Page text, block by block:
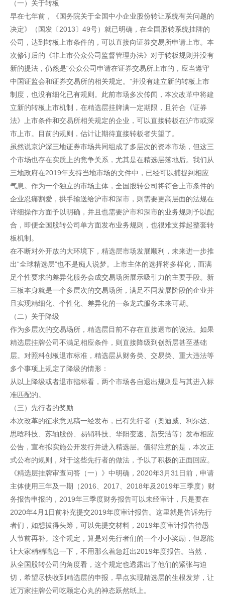
（一）关于转板
早在七年前，《国务院关于全国中小企业股份转让系统有关问题的
决定》（国发〔2013〕49号）就已明确，在全国股转系统挂牌的
公司，达到转板上市条件的，可以直接向证券交易所申请上市。本
次修订后的《非上市公众公司监督管理办法》对于转板规则并没有
新的提法，仍然是“公众公司申请在证券交易所上市的，应当遵守
中国证监会和证券交易所的相关规定。”并没有建立新的转板上市
制度，也没有细化已有规则。此前市场多次传闻，本次改革中将建
立新的转板上市机制，在精选层挂牌满一定期限，且符合《证券
法》上市条件和交易所相关规定的企业，可以直接转板在沪市或深
市上市。目前的规则，估计让期待直接转板者失望了。
虽然说京沪深三地证券市场共同组成了多层次的资本市场，但这三
个市场也存在实质上的竞争关系，尤其是在精选层落地后。我们从
三地政府在2019年支持当地市场的文件中，已经可以捕捉到相应
气息。作为一个独立的市场主体，全国股转公司将符合上市条件的
企业忍痛割爱，拱手输送给沪市和深市，则需要更高层面的法规在
详细操作方面予以明确，并且也需要沪市和深市的业务规则予以配
合，即便全国股转公司单方面发布业务规则，也很难支撑起整套转
板机制。
在不断对外开放的大环境下，精选层市场发展顺利，未来进一步推
出“全球精选层”也不是痴人说梦。上市主体的选择将多样化，而满
足个性要求的差异化服务会成交易场所展示吸引力的主要手段。新
三板本身就是一个多层次的交易场所，满足不同发展阶段的企业并
且实现精细化、个性化、差异化的一条龙式服务未来可期。
（二）关于降级
作为多层次的交易场所，精选层目前不存在直接退市的说法。如果
精选层挂牌公司不满足相应条件，则直接降级到创新层甚至基础
层。对照科创板退市标准，精选层从财务类、交易类、重大违法等
多个事项上规定了降级的情形：
从以上降级或者退市指标看，两个市场各自退出规则是与其进入标
准匹配的。
（三）先行者的奖励
本次改革的征求意见稿一经发布，已有先行者（奥迪威、利尔达、
思晗科技、苏轴股份、易销科技、华阳变速、新安洁等）发布相应
公告，宣布拟实施公开发行并进入精选层。值得注意的是，本次正
式公布的规则，对于这些先行者的做法，予以了积极的正面回应。
《精选层挂牌审查问答（一）》中明确，2020年3月31日前，申请
主体使用三年及一期（2016、2017、2018年及2019年三季度）财
务报告申报的，2019年三季度财务报告可以未经审计，只是要在
2020年4月1日前补充提交2019年度审计报告。这里就是告诉先行
者们，如想拔得头筹，可以先提交材料，2019年度审计报告待愚
人节前再补。这个规定，算是对先行者们的一个小小奖励，但愿能
让大家稍稍喘息一下，不用那么着急赶出2019年度报告。当然，
从全国股转公司的角度看，这个规定也透露出了他们的紧张与迫
切，希望尽快收到精选层的申报，早点实现精选层的生根发芽，让
近万家挂牌公司吃颗定心丸的神态跃然纸上。